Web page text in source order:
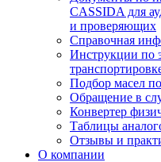
CASSIDA для
и проверяющих
Справочная
Инструкции по
Подбор масел
Обращение в
Конвертер
Таблицы
Отзывы и
О компании